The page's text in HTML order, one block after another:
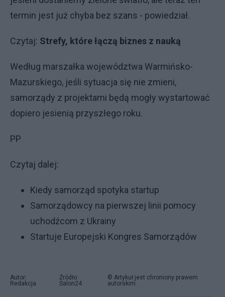
termin jest już chyba bez szans - powiedział.
Czytaj: Strefy, które łączą biznes z nauką
Według marszałka województwa Warmińsko-
Mazurskiego, jeśli sytuacja się nie zmieni,
samorządy z projektami będą mogły wystartować
dopiero jesienią przyszłego roku.
PP
Czytaj dalej:
Kiedy samorząd spotyka startup
Samorządowcy na pierwszej linii pomocy
uchodźcom z Ukrainy
Startuje Europejski Kongres Samorządów
Autor:
Redakcja
Źródło:
Salon24
© Artykuł jest chroniony prawem
autorskim.